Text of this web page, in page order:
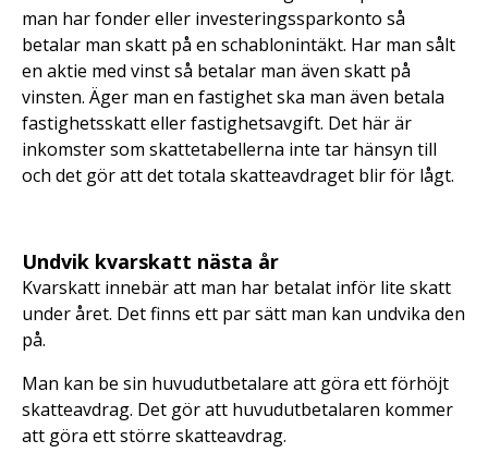
man har fonder eller investeringssparkonto så
betalar man skatt på en schablonintäkt. Har man sålt
en aktie med vinst så betalar man även skatt på
vinsten. Äger man en fastighet ska man även betala
fastighetsskatt eller fastighetsavgift. Det här är
inkomster som skattetabellerna inte tar hänsyn till
och det gör att det totala skatteavdraget blir för lågt.
Undvik kvarskatt nästa år
Kvarskatt innebär att man har betalat inför lite skatt
under året. Det finns ett par sätt man kan undvika den
på.
Man kan be sin huvudutbetalare att göra ett förhöjt
skatteavdrag. Det gör att huvudutbetalaren kommer
att göra ett större skatteavdrag.